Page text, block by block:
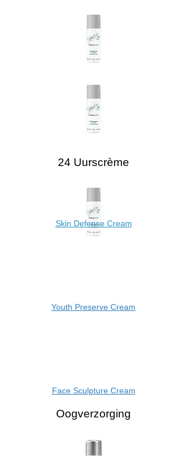
24 Uurscrème
Skin D​efense Cream
Youth Preserve Cream
Face Sculpture Cream
Oogverzorging